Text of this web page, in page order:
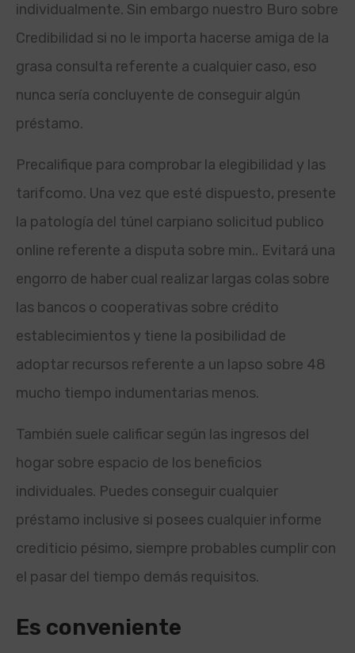
individualmente. Sin embargo nuestro Buro sobre
Credibilidad si no le importa hacerse amiga de la
grasa consulta referente a cualquier caso, eso
nunca serí­a concluyente de conseguir algún
préstamo.
Precalifique para comprobar la elegibilidad y las
tarifcomo. Una vez que esté dispuesto, presente
la patologí­a del túnel carpiano solicitud publico
online referente a disputa sobre min.. Evitará una
engorro de haber cual realizar largas colas sobre
las bancos o cooperativas sobre crédito
establecimientos y tiene la posibilidad de
adoptar recursos referente a un lapso sobre 48
mucho tiempo indumentarias menos.
También suele calificar según las ingresos del
hogar sobre espacio de los beneficios
individuales. Puedes conseguir cualquier
préstamo inclusive si posees cualquier informe
crediticio pésimo, siempre probables cumplir con
el pasar del tiempo demás requisitos.
Es conveniente